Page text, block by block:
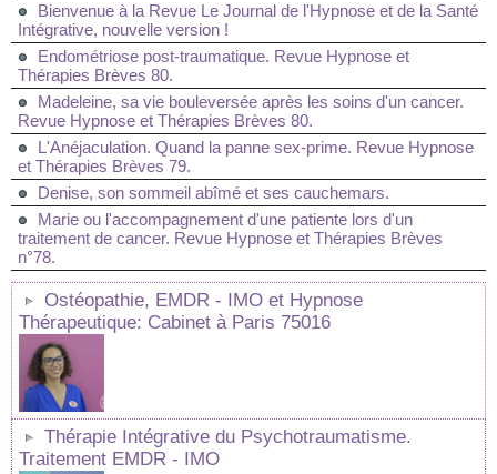
Bienvenue à la Revue Le Journal de l'Hypnose et de la Santé
Intégrative, nouvelle version !
Endométriose post-traumatique. Revue Hypnose et
Thérapies Brèves 80.
Madeleine, sa vie bouleversée après les soins d'un cancer.
Revue Hypnose et Thérapies Brèves 80.
L'Anéjaculation. Quand la panne sex-prime. Revue Hypnose
et Thérapies Brèves 79.
Denise, son sommeil abîmé et ses cauchemars.
Marie ou l'accompagnement d'une patiente lors d'un
traitement de cancer. Revue Hypnose et Thérapies Brèves
n°78.
Ostéopathie, EMDR - IMO et Hypnose
Thérapeutique: Cabinet à Paris 75016
Thérapie Intégrative du Psychotraumatisme.
Traitement EMDR - IMO